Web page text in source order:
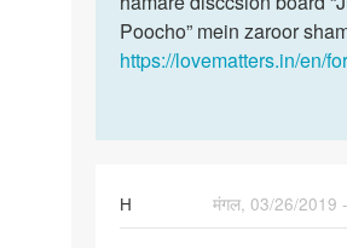
Poocho” mein zaroor
https://lovematters.in/en/
H
मंगल, 03/26/2019